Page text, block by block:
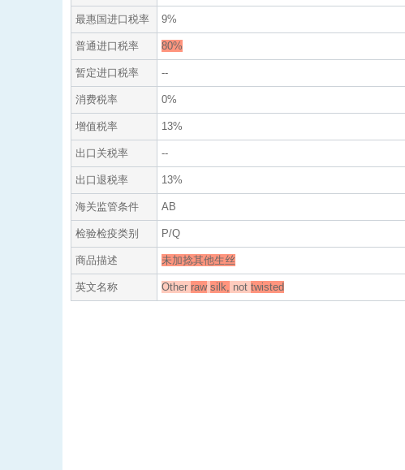
最惠国进口税率 9%
普通进口税率 80%
暂定进口税率 --
消费税率 0%
增值税率 13%
出口关税率 --
出口退税率 13%
海关监管条件 AB
检验检疫类别 P/Q
商品描述 未加捻其他生丝
英文名称 Other raw silk, not twisted